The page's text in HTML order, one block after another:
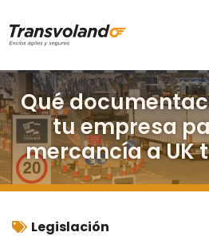
Qué
tu empresa
mercancía a UK
Legislación